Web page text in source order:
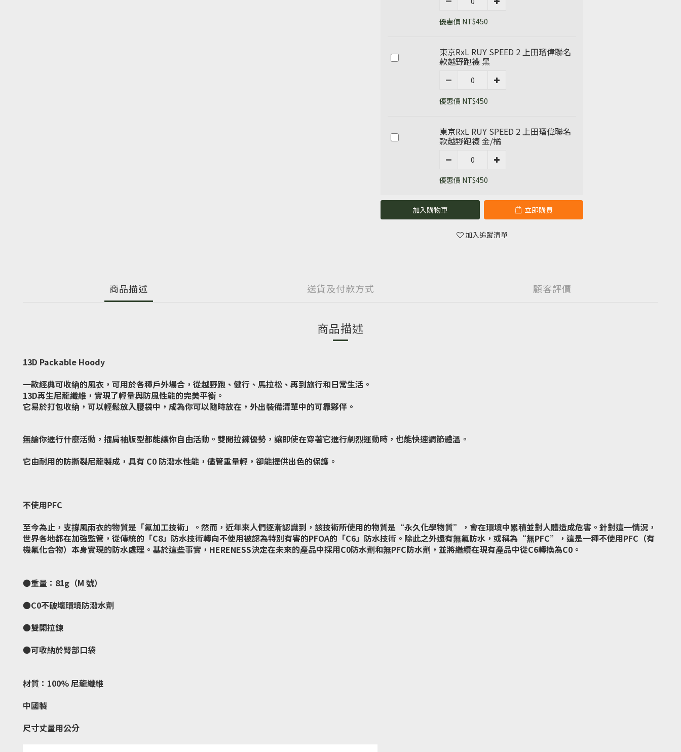
優惠價 NT$450
東京RxL RUY SPEED 2 上田瑠偉聯名
款越野跑襪 黑
優惠價 NT$450
東京RxL RUY SPEED 2 上田瑠偉聯名
款越野跑襪 金/橘
優惠價 NT$450
加入購物車 立即購買
加入追蹤清單
商品描述 送貨及付款方式 顧客評價
商品描述
13D Packable Hoody
一款經典可收納的風衣，可用於各種戶外場合，從越野跑、健行、馬拉松、再到旅行和日常生活。
13D再生尼龍纖維，實現了輕量與防風性能的完美平衡。
它易於打包收納，可以輕鬆放入腰袋中，成為你可以隨時放在，外出裝備清單中的可靠夥伴。
無論你進行什麼活動，插肩袖版型都能讓你自由活動。雙開拉鍊優勢，讓即使在穿著它進行劇烈運動時，也能快速調節體溫。
它由耐用的防撕裂尼龍製成，具有 C0 防潑水性能，儘管重量輕，卻能提供出色的保護。
不使用PFC
至今為止，支撐風雨衣的物質是「氟加工技術」。然而，近年來人們逐漸認識到，該技術所使用的物質是“永久化學物質”，會在環境中累積並對人體造成危害。針對這一情況，
世界各地都在加強監管，從傳統的「C8」防水技術轉向不使用被認為特別有害的PFOA的「C6」防水技術。除此之外還有無氟防水，或稱為“無PFC”，這是一種不使用PFC（有
機氟化合物）本身實現的防水處理。基於這些事實，HERENESS決定在未來的產品中採用C0防水劑和無PFC防水劑，並將繼續在現有產品中從C6轉換為C0。
●重量：81g（M 號）
●C0不破壞環境防潑水劑
●雙開拉鍊
●可收納於臀部口袋
材質：100% 尼龍纖維
中國製
尺寸丈量用公分